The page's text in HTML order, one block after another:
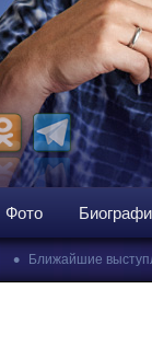
Фото
• Ближайшие